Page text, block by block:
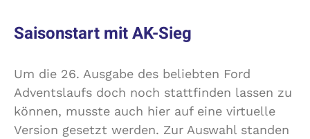
Saisonstart mit AK-Sieg
Um die 26. Ausgabe des beliebten Ford
Adventslaufs doch noch stattfinden lassen zu
können, musste auch hier auf eine virtuelle
Version gesetzt werden. Zur Auswahl standen